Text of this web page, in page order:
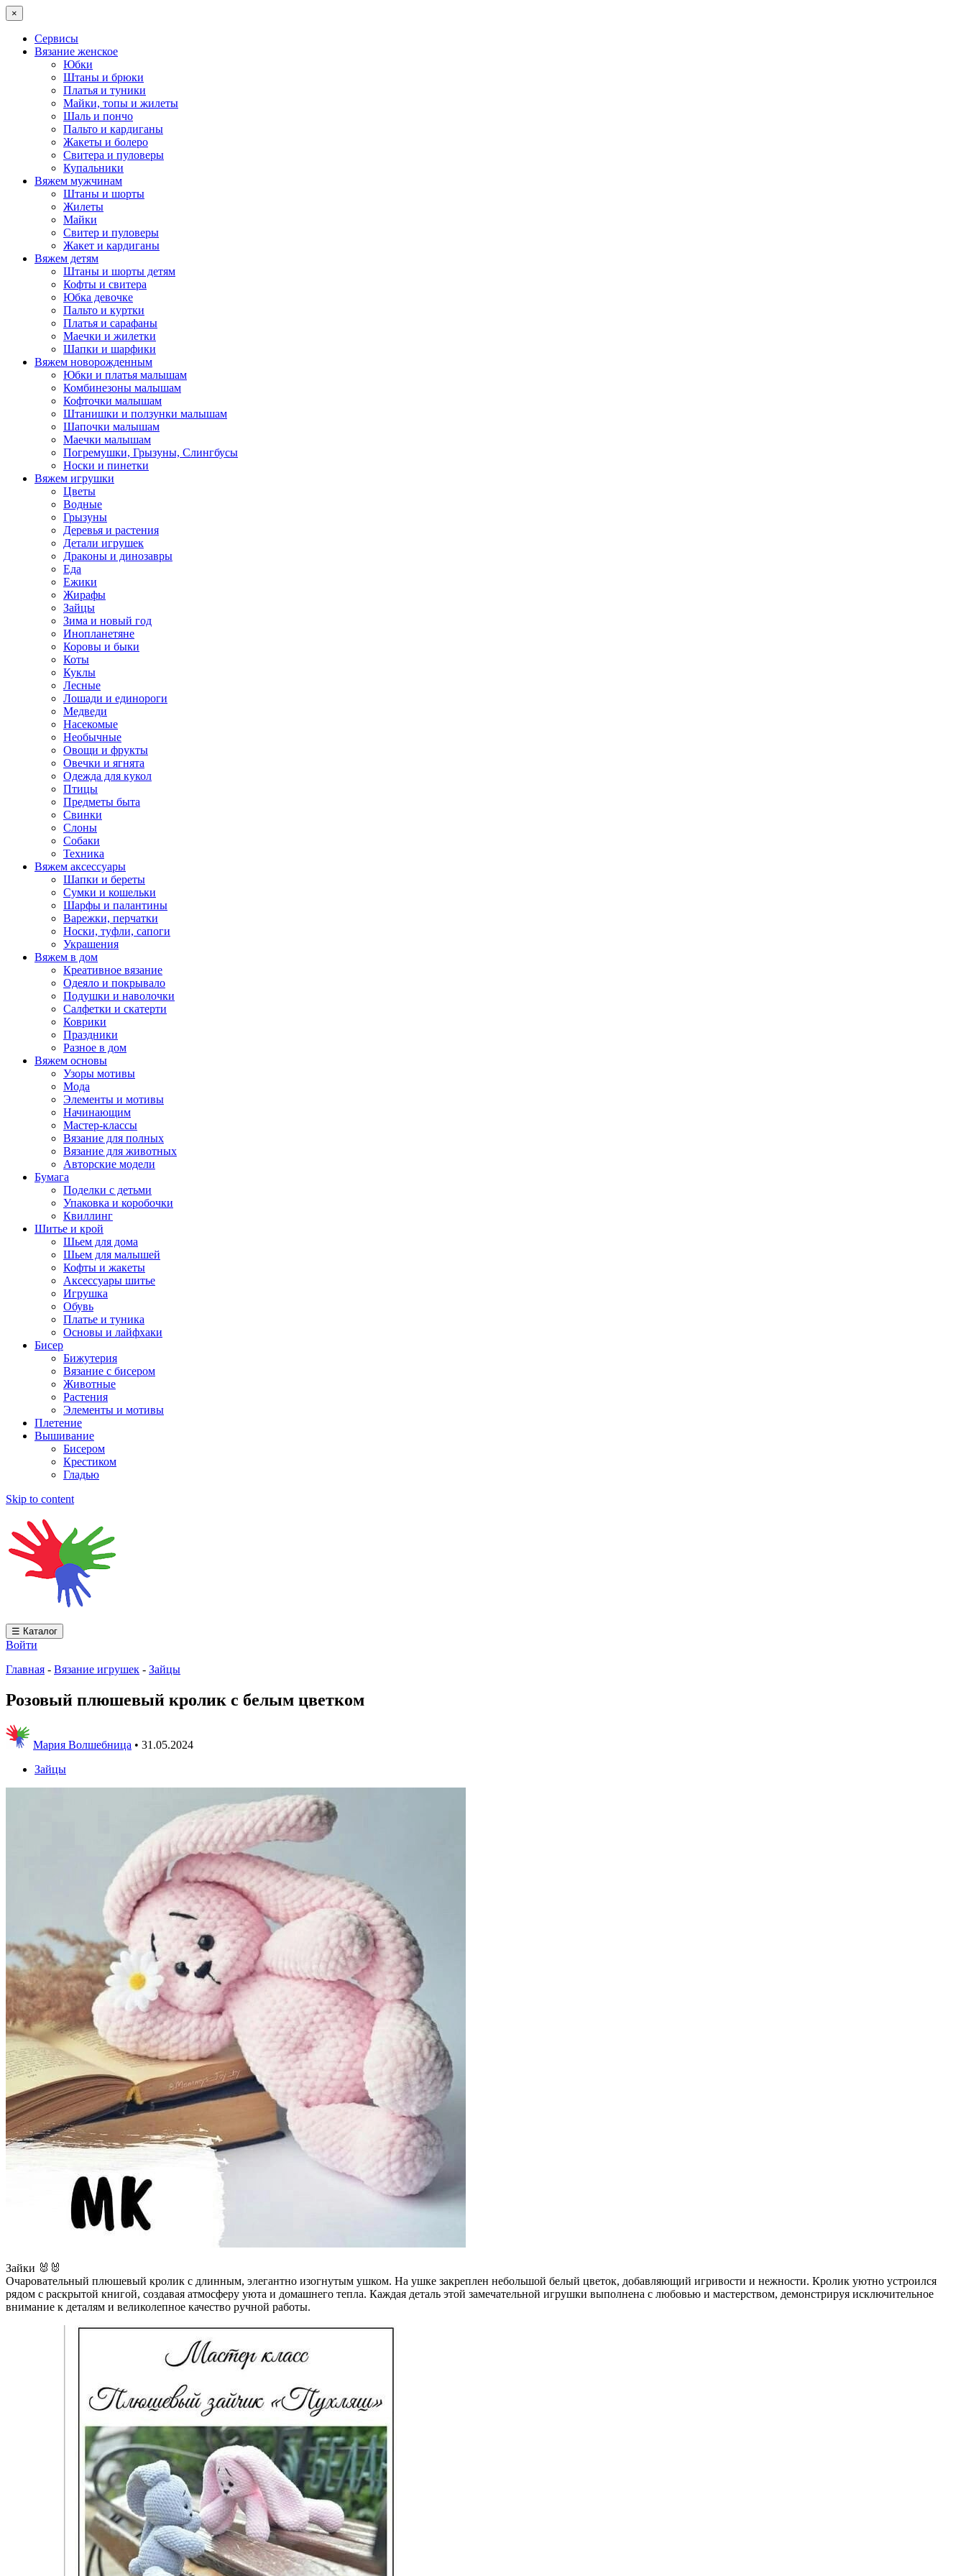
×
Сервисы
Вязание женское
Юбки
Штаны и брюки
Платья и туники
Майки, топы и жилеты
Шаль и пончо
Пальто и кардиганы
Жакеты и болеро
Свитера и пуловеры
Купальники
Вяжем мужчинам
Штаны и шорты
Жилеты
Майки
Свитер и пуловеры
Жакет и кардиганы
Вяжем детям
Штаны и шорты детям
Кофты и свитера
Юбка девочке
Пальто и куртки
Платья и сарафаны
Маечки и жилетки
Шапки и шарфики
Вяжем новорожденным
Юбки и платья малышам
Комбинезоны малышам
Кофточки малышам
Штанишки и ползунки малышам
Шапочки малышам
Маечки малышам
Погремушки, Грызуны, Слингбусы
Носки и пинетки
Вяжем игрушки
Цветы
Водные
Грызуны
Деревья и растения
Детали игрушек
Драконы и динозавры
Еда
Ежики
Жирафы
Зайцы
Зима и новый год
Инопланетяне
Коровы и быки
Коты
Куклы
Лесные
Лошади и единороги
Медведи
Насекомые
Необычные
Овощи и фрукты
Овечки и ягнята
Одежда для кукол
Птицы
Предметы быта
Свинки
Слоны
Собаки
Техника
Вяжем аксессуары
Шапки и береты
Сумки и кошельки
Шарфы и палантины
Варежки, перчатки
Носки, туфли, сапоги
Украшения
Вяжем в дом
Креативное вязание
Одеяло и покрывало
Подушки и наволочки
Салфетки и скатерти
Коврики
Праздники
Разное в дом
Вяжем основы
Узоры мотивы
Мода
Элементы и мотивы
Начинающим
Мастер-классы
Вязание для полных
Вязание для животных
Авторские модели
Бумага
Поделки с детьми
Упаковка и коробочки
Квиллинг
Шитье и крой
Шьем для дома
Шьем для малышей
Кофты и жакеты
Аксессуары шитье
Игрушка
Обувь
Платье и туника
Основы и лайфхаки
Бисер
Бижутерия
Вязание с бисером
Животные
Растения
Элементы и мотивы
Плетение
Вышивание
Бисером
Крестиком
Гладью
Skip to content
☰ Каталог
Войти
Главная - Вязание игрушек - Зайцы
Розовый плюшевый кролик с белым цветком
Мария Волшебница • 31.05.2024
Зайцы
Зайки 🐰🐰
Очаровательный плюшевый кролик с длинным, элегантно изогнутым ушком. На ушке закреплен небольшой белый цветок, добавляющий игривости и нежности. Кролик уютно устроился
рядом с раскрытой книгой, создавая атмосферу уюта и домашнего тепла. Каждая деталь этой замечательной игрушки выполнена с любовью и мастерством, демонстрируя исключительное
внимание к деталям и великолепное качество ручной работы.